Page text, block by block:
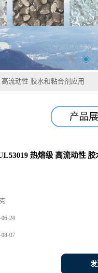
流动性 胶水和粘合剂应用
产品
热熔级 高流动性 胶
06-24
08-07